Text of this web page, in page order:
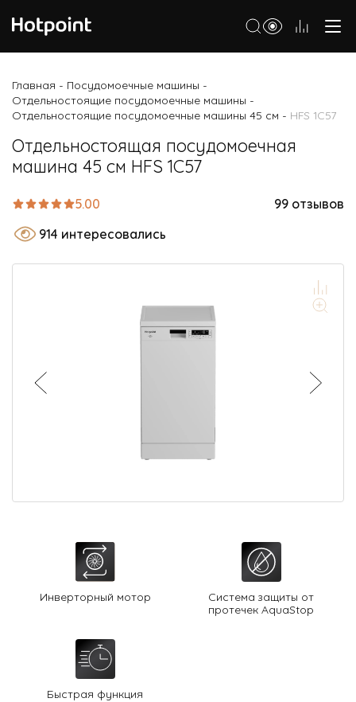
Морозильные камеры
Посудомоечные машины
Варочные панели
Духовые шкафы
Кухонные плиты
Микроволновые печи
О Hotpoint
8 800 3333 887
Главная - Посудомоечные машины -
Отдельностоящие посудомоечные машины -
Отдельностоящие посудомоечные машины 45 см - HFS 1C57
Отдельностоящая посудомоечная
машина 45 см HFS 1C57
5.00
99 отзывов
914 интересовались
Инверторный мотор Система защиты от
протечек AquaStop
Быстрая функция